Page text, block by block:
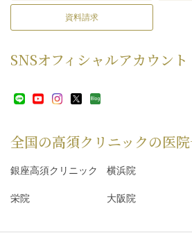
資料請求
SNSオフィシャルアカウント
全国の高須クリニックの医
銀座高須クリニック 横浜院
栄院 大阪院